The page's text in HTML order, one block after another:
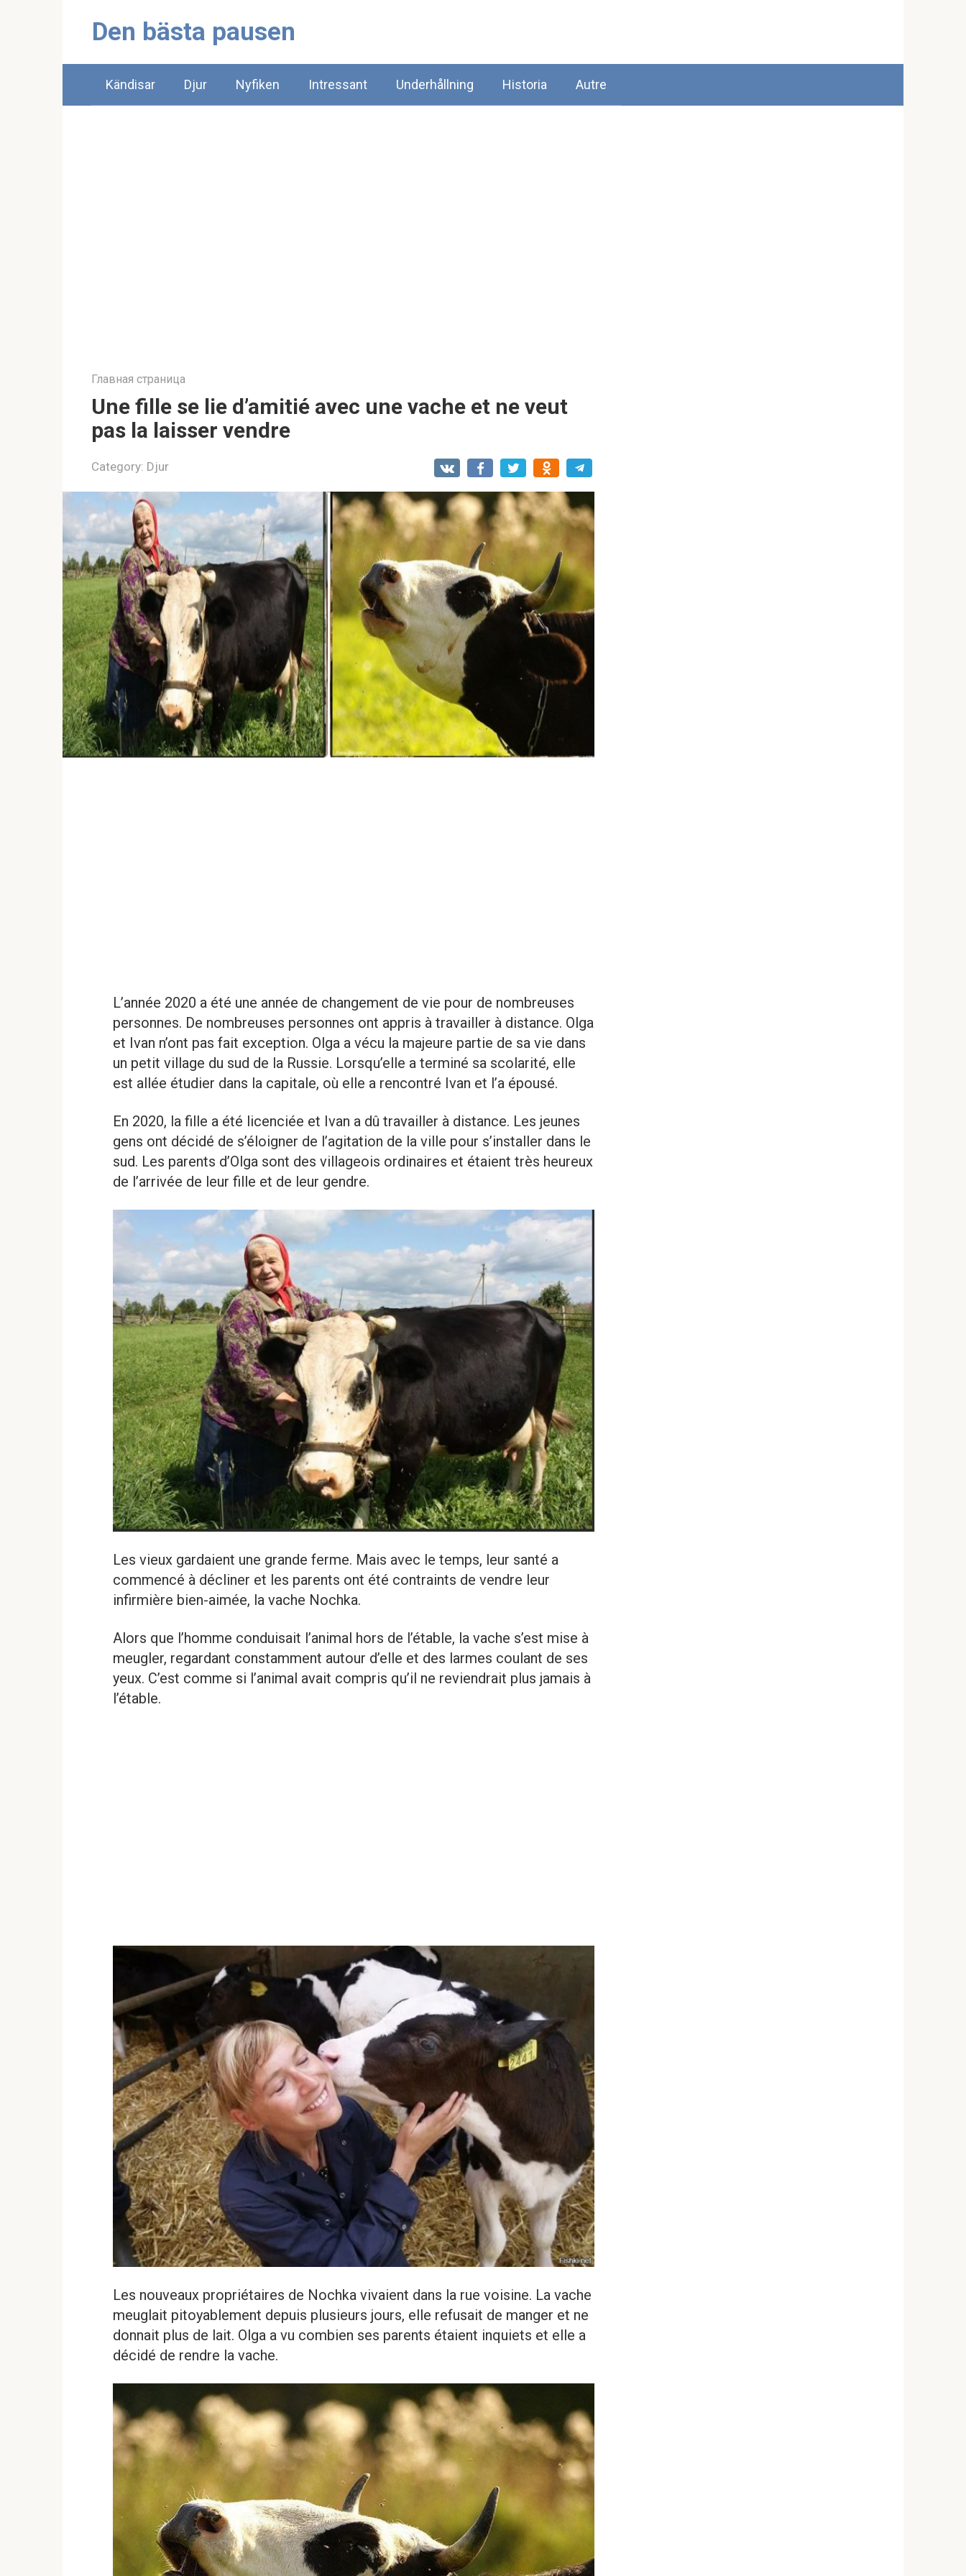
Den bästa pausen
Kändisar Djur Nyfiken Intressant Underhållning Historia Autre
Главная страница
Une fille se lie d’amitié avec une vache et ne veut
pas la laisser vendre
Category: Djur
L’année 2020 a été une année de changement de vie pour de nombreuses
personnes. De nombreuses personnes ont appris à travailler à distance. Olga
et Ivan n’ont pas fait exception. Olga a vécu la majeure partie de sa vie dans
un petit village du sud de la Russie. Lorsqu’elle a terminé sa scolarité, elle
est allée étudier dans la capitale, où elle a rencontré Ivan et l’a épousé.
En 2020, la fille a été licenciée et Ivan a dû travailler à distance. Les jeunes
gens ont décidé de s’éloigner de l’agitation de la ville pour s’installer dans le
sud. Les parents d’Olga sont des villageois ordinaires et étaient très heureux
de l’arrivée de leur fille et de leur gendre.
Les vieux gardaient une grande ferme. Mais avec le temps, leur santé a
commencé à décliner et les parents ont été contraints de vendre leur
infirmière bien-aimée, la vache Nochka.
Alors que l’homme conduisait l’animal hors de l’étable, la vache s’est mise à
meugler, regardant constamment autour d’elle et des larmes coulant de ses
yeux. C’est comme si l’animal avait compris qu’il ne reviendrait plus jamais à
l’étable.
Les nouveaux propriétaires de Nochka vivaient dans la rue voisine. La vache
meuglait pitoyablement depuis plusieurs jours, elle refusait de manger et ne
donnait plus de lait. Olga a vu combien ses parents étaient inquiets et elle a
décidé de rendre la vache.